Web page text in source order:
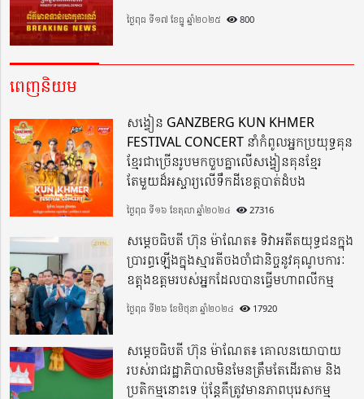
ថ្ងៃពុធ ទី១៧ ខែធ្នូ ឆ្នាំ២០២៥ 800
ពេញនិយម
សង្វៀន GANZBERG KUN KHMER
FESTIVAL CONCERT នាំកំពូលអ្នកប្រយុទ្ធគុន
ខ្មែរជាច្រើនរូបមកចួបគ្នាលើសង្វៀនគុនខ្មែរ
តែមួយដ៏អស្ចារ្យលើទឹកដីខេត្តបាត់ដំបង
ថ្ងៃពុធ ទី១៦ ខែតុលា ឆ្នាំ២០២៤ 27316
សម្តេចធិបតី ហ៊ុន ម៉ាណែត៖ ទិវាអតីតយុទ្ធជនក្នុង
ប្រារព្ធឡើងក្នុងស្មារតីចងចាំជានិច្ចនូវគុណូបការៈ
ឧត្តុងឧត្តមរបស់អ្នកដែលបានធ្វើមហាពលីកម្ម
ថ្ងៃពុធ ទី២៦ ខែមិថុនា ឆ្នាំ២០២៤ 17920
សម្តេចធិបតី ហ៊ុន ម៉ាណែត៖ គោលនយោបាយ
របស់រាជរដ្ឋាភិបាលមិនមែនត្រឹមតែដើរតាម និង
ប្រតិកម្មនោះទេ ប៉ុន្តែគឺត្រូវមានភាពបុរេសកម្ម